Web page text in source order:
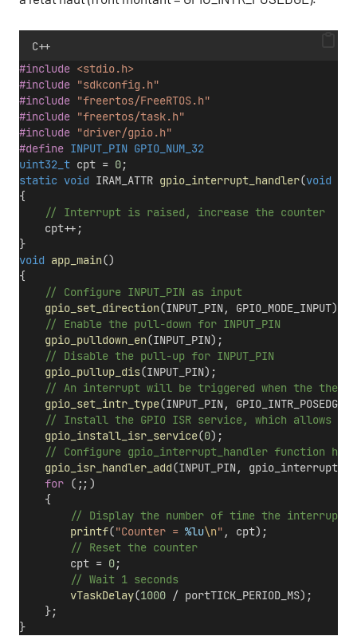
C++
#include <stdio.h>
#include "sdkconfig.h"
#include "freertos/FreeRTOS.h"
#include "freertos/task.h"
#include "driver/gpio.h"
#define INPUT_PIN GPIO_NUM_32
uint32_t cpt = 0;
static void IRAM_ATTR gpio_interrupt_handler(void
{
    // Interrupt is raised, increase the counter
    cpt++;
}
void app_main()
{
    // Configure INPUT_PIN as input
gpio_set_direction(INPUT_PIN, GPIO_MODE_INPUT);
    // Enable the pull-down for INPUT_PIN
gpio_pulldown_en(INPUT_PIN);
    // Disable the pull-up for INPUT_PIN
gpio_pullup_dis(INPUT_PIN);
// An interrupt will be triggered when the the
gpio_set_intr_type(INPUT_PIN, GPIO_INTR_POSEDGE);
// Install the GPIO ISR service, which allows
gpio_install_isr_service(0);
// Configure gpio_interrupt_handler function has
gpio_isr_handler_add(INPUT_PIN,
for (;;)
    {
// Display the number of time the interrupt
printf("Counter = %lu\n" , cpt);
        // Reset the counter
        cpt =
0;
        // Wait 1 seconds
vTaskDelay(1000 / portTICK_PERIOD_MS);
    };
}